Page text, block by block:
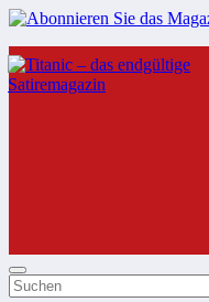
Zum
Inhalt
springen